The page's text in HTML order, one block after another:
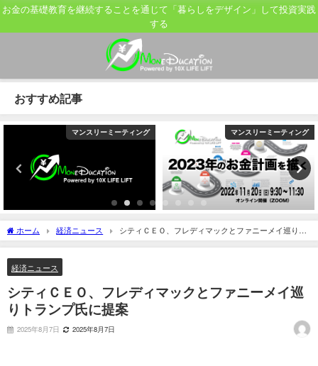
お金の基礎教育を継続することを通じて「暮らしをデザイン」して投資実践
する
おすすめ記事
マンスリーミーティング マンスリーミーティング
ホーム 経済ニュース
シティＣＥＯ、フレディマックとファニーメイ巡りト
ランプ氏に提案
経済ニュース
シティＣＥＯ、フレディマックとファニーメイ巡
りトランプ氏に提案
2025年8月7日 2025年8月7日